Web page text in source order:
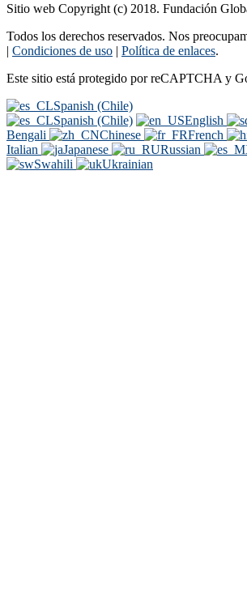
Sitio web Copyright (c) 2018. Fundación
Todos los derechos reservados. Nos
| Condiciones de uso | Política de enlaces.
Este sitio está protegido por reCAPTCHA y
Spanish (Chile)
Spanish (Chile)
English
Bengali
Chinese French
Italian
Japanese Russian
Swahili
Ukrainian